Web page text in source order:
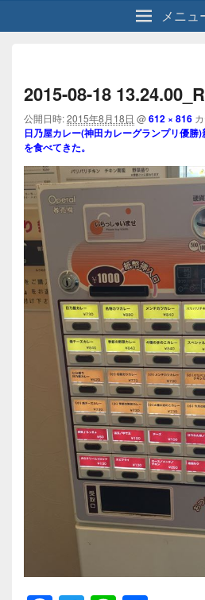
メニュ
2015-08-18 13.24.00_R
公開日時:2015年8月18日 @612 × 816
日乃屋カレー(神田カレーグランプリ優勝
を食べてきた。